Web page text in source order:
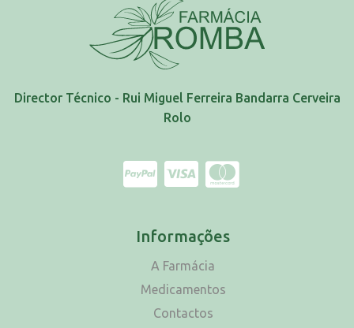
Director Técnico - Rui Miguel Ferreira Bandarra Cerveira
Rolo
Informações
A Farmácia
Medicamentos
Contactos